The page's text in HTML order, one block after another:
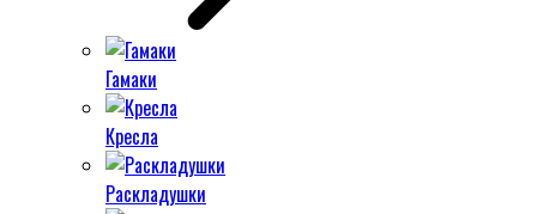
Гамаки
Кресла
Раскладушки